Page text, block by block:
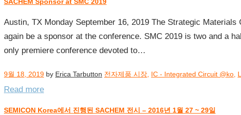
Austin, TX Monday September 16, 2019 The Strategic
again be a sponsor at the conference. SMC 2019 is two and a
only premiere conference devoted to…
9월 18, 2019 by Erica Tarbutton 전자제품 시장, IC - Integrated Circuit @ko,
Read more
SEMICON Korea에서 진행된 SACHEM 전시 – 2016년 1월 27 ~ 29일